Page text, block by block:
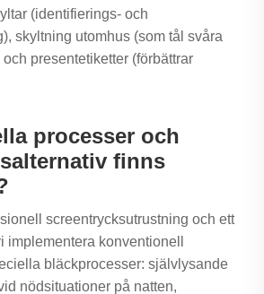
(identifierings- och
skyltning utomhus (som tål svåra
presentetiketter (förbättrar
processer och
finns
screentrycksutrustning och ett
implementera konventionell
bläckprocesser: självlysande
nödsituationer på natten,